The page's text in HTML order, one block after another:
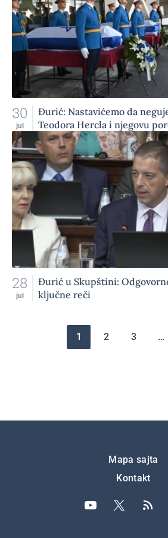
30
jul
Đurić: Nastavićemo da
Teodora Hercla i njegovu
28
jul
Đurić u Skupštini:
ključne reči
1 2 3 …
Mapa sajta
Kontakt